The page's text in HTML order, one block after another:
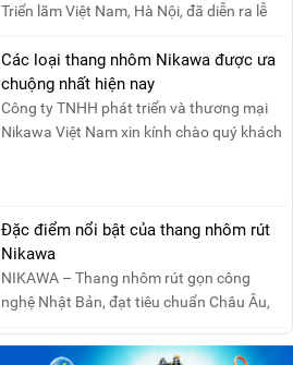
Triển lãm Việt Nam, Hà Nội, đã diễn ra lễ
khai mạc “Triể....
Các loại thang nhôm Nikawa được ưa
chuộng nhất hiện nay
Công ty TNHH phát triển và thương mại
Nikawa Việt Nam xin kính chào quý khách
Đặc điểm nổi bật của thang nhôm rút
Nikawa
NIKAWA – Thang nhôm rút gọn công
nghệ Nhật Bản, đạt tiêu chuẩn Châu Âu,
đảm bảo sự an toàn tuy....